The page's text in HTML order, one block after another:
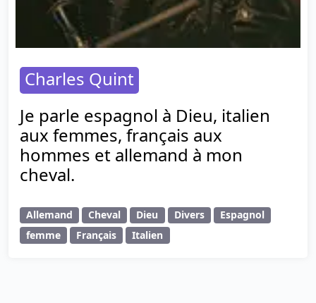
Charles Quint
Je parle espagnol à Dieu, italien
aux femmes, français aux
hommes et allemand à mon
cheval.
Allemand Cheval Dieu Divers
Espagnol
femme
Français Italien